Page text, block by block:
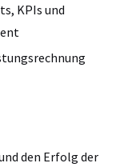
KPIs und
den Erfolg der